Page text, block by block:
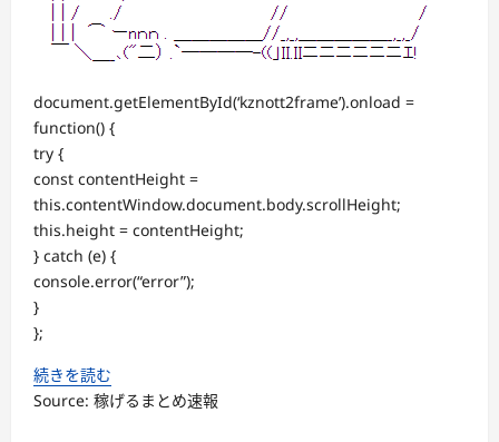
document.getElementById(‘kznott2frame’).onload =
function() {
try {
const contentHeight =
this.contentWindow.document.body.scrollHeight;
this.height = contentHeight;
} catch (e) {
console.error(“error”);
}
};
続きを読む
Source: 稼げるまとめ速報